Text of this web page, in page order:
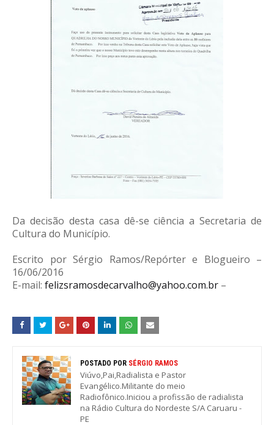
Da decisão desta casa dê-se ciência a Secretaria de
Cultura do Município.
Escrito por Sérgio Ramos/Repórter e Blogueiro –
16/06/2016
E-mail: felizsramosdecarvalho@yahoo.com.br –
POSTADO POR SÉRGIO RAMOS
Viúvo,Pai,Radialista e Pastor
Evangélico.Militante do meio
Radiofônico.Iniciou a profissão de radialista
na Rádio Cultura do Nordeste S/A Caruaru -
PE